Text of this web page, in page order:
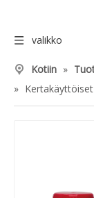
valikko
Kotiin »
»